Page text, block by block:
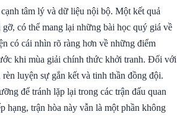
tâm lý và dữ liệu nội bộ. Một kết quả
có thể mang lại những bài học quý giá về
có cái nhìn rõ ràng hơn về những điểm
khi mùa giải chính thức khởi tranh. Đối với
luyện sự gắn kết và tinh thần đồng đội.
để tránh lặp lại trong các trận đấu quan
hạng, trận hòa này vẫn là một phần không